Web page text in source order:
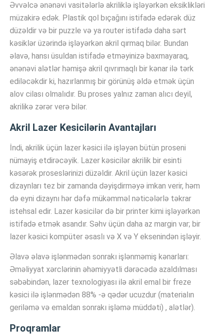
Əvvəlcə ənənəvi vasitələrlə akriliklə işləyərkən eksiklikləri
müzakirə edək. Plastik qol bıçağını istifadə edərək düz
düzəldir və bir puzzle və ya router istifadə daha sərt
kəsiklər üzərində işləyərkən akril qırmaq bilər. Bundan
əlavə, hansı üsuldan istifadə etməyinizə baxmayaraq,
ənənəvi alətlər həmişə akril qıvrımaqlı bir kənar ilə tərk
ediləcəkdir ki, hazırlanmış bir görünüş əldə etmək üçün
alov cilası olmalıdır. Bu proses yalnız zaman alıcı deyil,
akrilikə zərər verə bilər.
Akril Lazer Kesicilərin Avantajları
İndi, akrilik üçün lazer kəsici ilə işləyən bütün proseni
nümayiş etdirəcəyik. Lazer kəsicilər akrilik bir esinti
kəsərək proseslərinizi düzəldir. Akril üçün lazer kəsici
dizaynları tez bir zamanda dəyişdirməyə imkan verir, həm
də eyni dizaynı hər dəfə mükəmməl nəticələrlə təkrar
istehsal edir. Lazer kəsicilər də bir printer kimi işləyərkən
istifadə etmək asandır. Səhv üçün daha az margin var; bir
lazer kəsici kompüter əsaslı və X və Y eksenindən işləyir.
Əlavə əlavə işlənmədən sonrakı işlənməmiş kənarları:
Əməliyyat xərclərinin əhəmiyyətli dərəcədə azaldılması
səbəbindən, lazer texnologiyası ilə akril emal bir freze
kəsici ilə işlənmədən 88% -ə qədər ucuzdur (materialın
geriləmə və emaldan sonrakı işləmə müddəti) , alətlər).
Proqramlar